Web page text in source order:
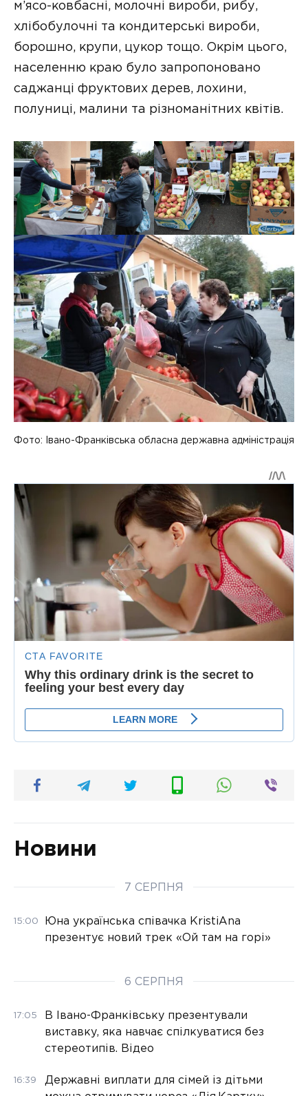
м’ясо-ковбасні, молочні вироби, рибу,
хлібобулочні та кондитерські вироби,
борошно, крупи, цукор тощо. Окрім цього,
населенню краю було запропоновано
саджанці фруктових дерев, лохини,
полуниці, малини та різноманітних квітів.
Фото: Івано-Франківська обласна державна адміністрація
Новини
7 СЕРПНЯ
15:00
Юна українська співачка KristiAna
презентує новий трек «Ой там на горі»
6 СЕРПНЯ
17:05
В Івано-Франківську презентували
виставку, яка навчає спілкуватися без
стереотипів. Відео
16:39
Державні виплати для сімей із дітьми